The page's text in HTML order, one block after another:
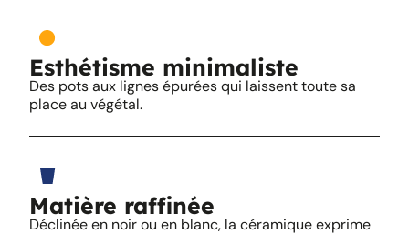
Esthétisme minimaliste
Des pots aux lignes épurées qui laissent toute sa
place au végétal.
Matière raffinée
Déclinée en noir ou en blanc, la céramique exprime